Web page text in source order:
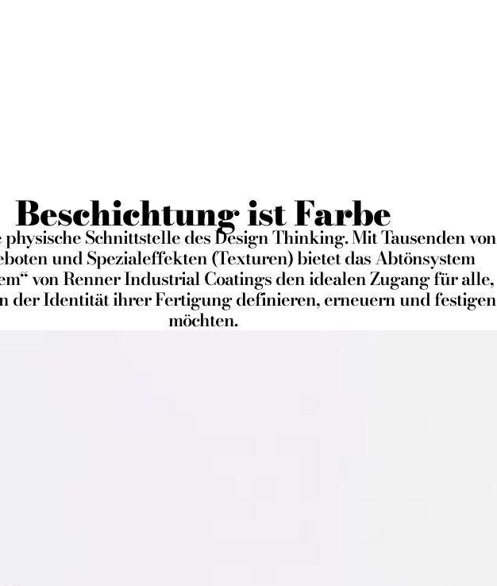
Beschichtung ist Farbe
physische Schnittstelle des Design Thinking. Mit Tausenden von
und Spezialeffekten (Texturen) bietet das Abtönsystem
von Renner Industrial Coatings den idealen Zugang für alle,
der Identität ihrer Fertigung definieren, erneuern und festigen
möchten.